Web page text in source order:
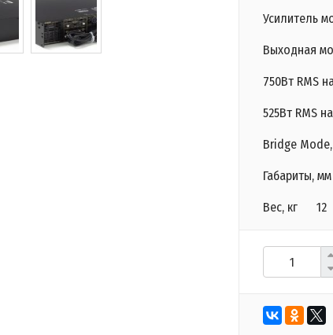
Усилитель
Выходная
750Вт RMS
525Вт RMS
Bridge
Габариты,
Вес, кг 12